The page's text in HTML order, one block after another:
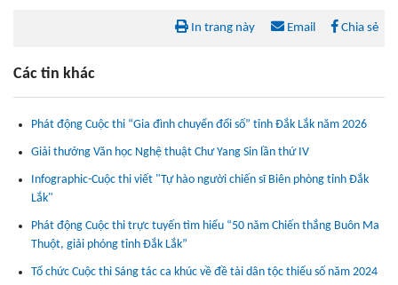
In trang này Email Chia sẻ
Các tin khác
Phát động Cuộc thi “Gia đình chuyển đổi số” tỉnh Đắk Lắk năm 2026
Giải thưởng Văn học Nghệ thuật Chư Yang Sin lần thứ IV
Infographic-Cuộc thi viết "Tự hào người chiến sĩ Biên phòng tỉnh Đắk
Lắk"
Phát động Cuộc thi trực tuyến tìm hiểu “50 năm Chiến thắng Buôn Ma
Thuột, giải phóng tỉnh Đắk Lắk”
Tổ chức Cuộc thi Sáng tác ca khúc về đề tài dân tộc thiểu số năm 2024